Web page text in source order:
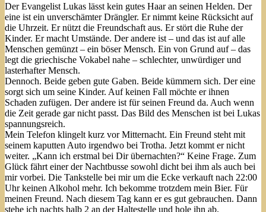
Der Evangelist Lukas lässt kein gutes Haar an seinen Helden. Der
eine ist ein unverschämter Drängler. Er nimmt keine Rücksicht auf
die Uhrzeit. Er nützt die Freundschaft aus. Er stört die Ruhe der
Kinder. Er macht Umstände. Der andere ist – und das ist auf alle
Menschen gemünzt – ein böser Mensch. Ein von Grund auf – das
legt die griechische Vokabel nahe – schlechter, unwürdiger und
lasterhafter Mensch.
Dennoch. Beide geben gute Gaben. Beide kümmern sich. Der eine
sorgt sich um seine Kinder. Auf keinen Fall möchte er ihnen
Schaden zufügen. Der andere ist für seinen Freund da. Auch wenn
die Zeit gerade gar nicht passt. Das Bild des Menschen ist bei Lukas
spannungsreich.
Mein Telefon klingelt kurz vor Mitternacht. Ein Freund steht mit
seinem kaputten Auto irgendwo bei Trotha. Jetzt kommt er nicht
weiter. „Kann ich erstmal bei Dir übernachten?“ Keine Frage. Zum
Glück fährt einer der Nachtbusse sowohl dicht bei ihm als auch bei
mir vorbei. Die Tankstelle bei mir um die Ecke verkauft nach 22:00
Uhr keinen Alkohol mehr. Ich bekomme trotzdem mein Bier. Für
meinen Freund. Nach diesem Tag kann er es gut gebrauchen. Dann
stehe ich nachts halb 2 an der Haltestelle und hole ihn ab.